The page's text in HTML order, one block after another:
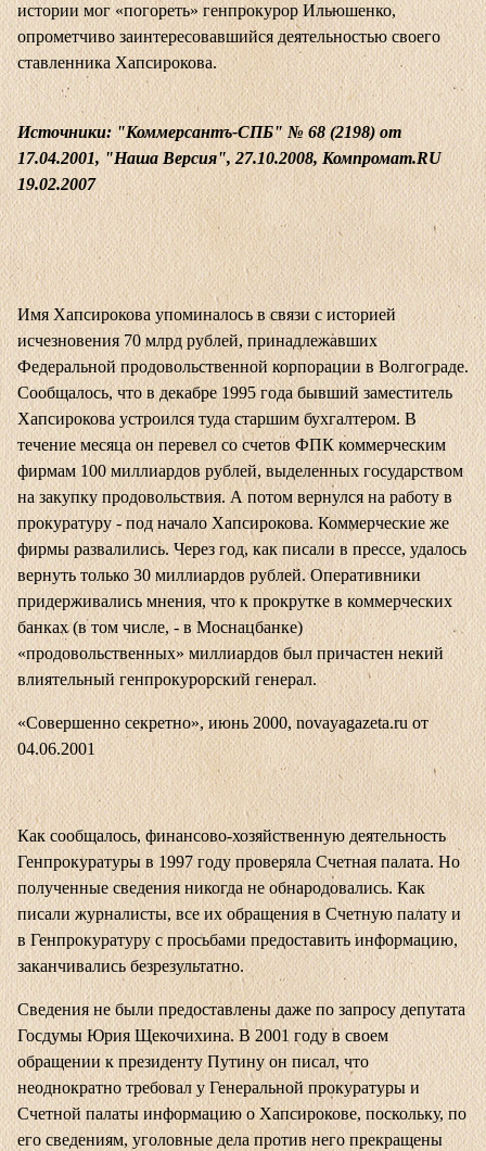
истории мог «погореть» генпрокурор Ильюшенко,
опрометчиво заинтересовавшийся деятельностью своего
ставленника Хапсирокова.
Источники: "Коммерсантъ-СПБ" № 68 (2198) от
17.04.2001, "Наша Версия", 27.10.2008, Компромат.RU
19.02.2007
Имя Хапсирокова упоминалось в связи с историей
исчезновения 70 млрд рублей, принадлежавших
Федеральной продовольственной корпорации в Волгограде.
Сообщалось, что в декабре 1995 года бывший заместитель
Хапсирокова устроился туда старшим бухгалтером. В
течение месяца он перевел со счетов ФПК коммерческим
фирмам 100 миллиардов рублей, выделенных государством
на закупку продовольствия. А потом вернулся на работу в
прокуратуру - под начало Хапсирокова. Коммерческие же
фирмы развалились. Через год, как писали в прессе, удалось
вернуть только 30 миллиардов рублей. Оперативники
придерживались мнения, что к прокрутке в коммерческих
банках (в том числе, - в Моснацбанке)
«продовольственных» миллиардов был причастен некий
влиятельный генпрокурорский генерал.
«Совершенно секретно», июнь 2000, novayagazeta.ru от
04.06.2001
Как сообщалось, финансово-хозяйственную деятельность
Генпрокуратуры в 1997 году проверяла Счетная палата. Но
полученные сведения никогда не обнародовались. Как
писали журналисты, все их обращения в Счетную палату и
в Генпрокуратуру с просьбами предоставить информацию,
заканчивались безрезультатно.
Сведения не были предоставлены даже по запросу депутата
Госдумы Юрия Щекочихина. В 2001 году в своем
обращении к президенту Путину он писал, что
неоднократно требовал у Генеральной прокуратуры и
Счетной палаты информацию о Хапсирокове, поскольку, по
его сведениям, уголовные дела против него прекращены